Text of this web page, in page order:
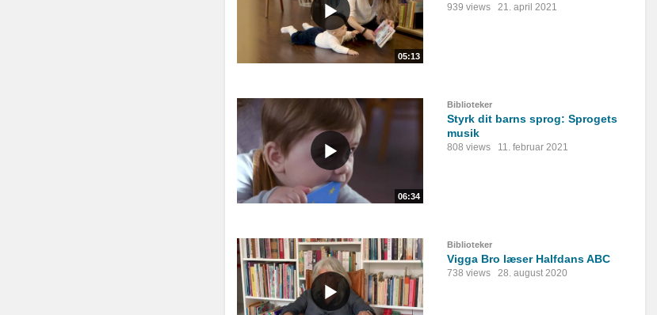
05:13
939 views 21. april 2021
06:34
Biblioteker
Styrk dit barns sprog: Sprogets
musik
808 views 11. februar 2021
Biblioteker
Vigga Bro læser Halfdans ABC
738 views 28. august 2020